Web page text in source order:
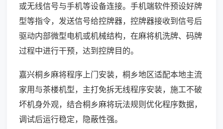
或无线信号与手机等设备连接。手机端软件预设好牌
型等指令，发送信号给控牌器，控牌器接收到信号后
驱动内部微型电机或机械结构，在麻将机洗牌、码牌
过程中进行干预，达到控牌目的。
嘉兴桐乡麻将程序上门安装，桐乡地区适配本地主流
家用与茶楼机型，主打免拆无线程序安装，施工不破
坏机身外观，结合桐乡麻将玩法规则优化程序数据，
调试后运行稳定，隐蔽性强。